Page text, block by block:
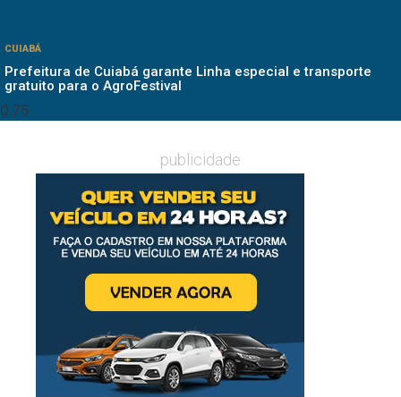
CUIABÁ
Prefeitura de Cuiabá garante Linha especial e transporte
gratuito para o AgroFestival
publicidade